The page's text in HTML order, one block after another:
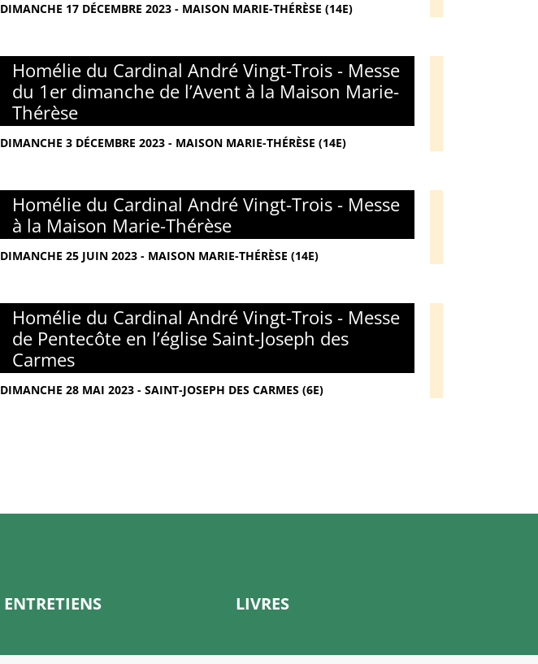
DIMANCHE 17 DÉCEMBRE 2023 - MAISON MARIE-THÉRÈSE (14E)
Homélie du Cardinal André Vingt-Trois - Messe
du 1er dimanche de l’Avent à la Maison Marie-
Thérèse
DIMANCHE 3 DÉCEMBRE 2023 - MAISON MARIE-THÉRÈSE (14E)
Homélie du Cardinal André Vingt-Trois - Messe
à la Maison Marie-Thérèse
DIMANCHE 25 JUIN 2023 - MAISON MARIE-THÉRÈSE (14E)
Homélie du Cardinal André Vingt-Trois - Messe
de Pentecôte en l’église Saint-Joseph des
Carmes
DIMANCHE 28 MAI 2023 - SAINT-JOSEPH DES CARMES (6E)
ENTRETIENS LIVRES